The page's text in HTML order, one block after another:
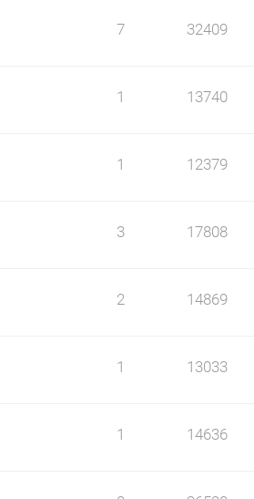
7 32409
1 13740
1 12379
3 17808
2 14869
1 13033
1 14636